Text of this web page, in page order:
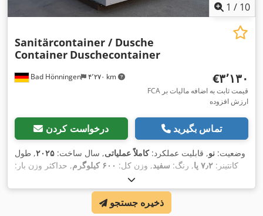
1 / 10
Bad Hönningen ۴٬۲۷۰ km
Sanitärcontainer / Dusche
Container Duschecontainer
‎€۳٬۱۳۰
FCA قیمت ثابت به اضافه مالیات بر
ارزش افزوده
درخواست کردن تماس بگیرید
وضعیت: نو, قابلیت عملکرد:کاملاً عملیاتی, سال ساخت: ۲۰۲۵, طول
کانتینر: ۷٫۲ پا , رنگ: سفید, وزن کل: ۶۰۰ کیلوگرم
, حداکثر وزن بار:
مکعب, عرض فضای بارگیری:۱٬۲۰۰ میلی‌متر
, طول فضای بارگیری:
, ارتفاع فضای بارگیری:
ذخیره جستجو